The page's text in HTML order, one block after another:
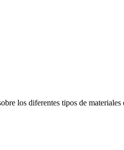
los diferentes tipos de